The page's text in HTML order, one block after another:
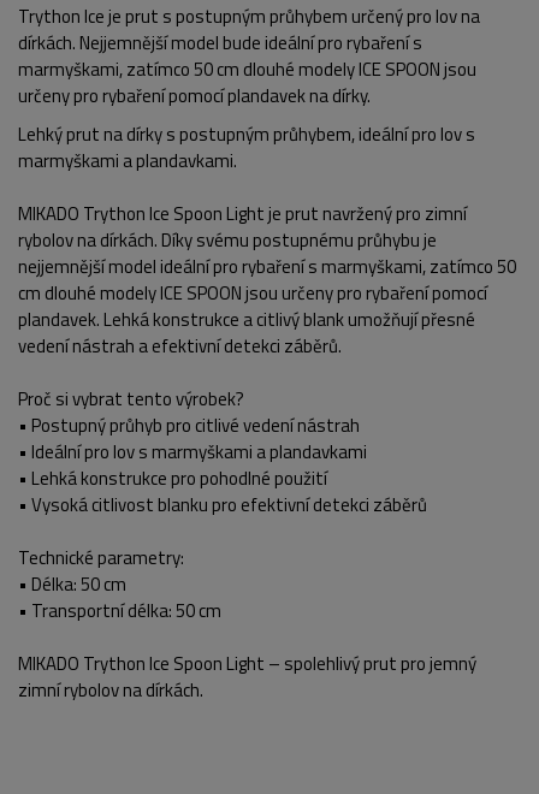
POPIS PRODUKTU
Trython Ice je prut s postupným průhybem určený pro lov na
dírkách. Nejjemnější model bude ideální pro rybaření s
marmyškami, zatímco 50 cm dlouhé modely ICE SPOON jsou
určeny pro rybaření pomocí plandavek na dírky.
Lehký prut na dírky s postupným průhybem, ideální pro lov s
marmyškami a plandavkami.
MIKADO Trython Ice Spoon Light je prut navržený pro zimní
rybolov na dírkách. Díky svému postupnému průhybu je
nejjemnější model ideální pro rybaření s marmyškami, zatímco 50
cm dlouhé modely ICE SPOON jsou určeny pro rybaření pomocí
plandavek. Lehká konstrukce a citlivý blank umožňují přesné
vedení nástrah a efektivní detekci záběrů.
Proč si vybrat tento výrobek?
• Postupný průhyb pro citlivé vedení nástrah
• Ideální pro lov s marmyškami a plandavkami
• Lehká konstrukce pro pohodlné použití
• Vysoká citlivost blanku pro efektivní detekci záběrů
Technické parametry:
• Délka: 50 cm
• Transportní délka: 50 cm
MIKADO Trython Ice Spoon Light – spolehlivý prut pro jemný
zimní rybolov na dírkách.